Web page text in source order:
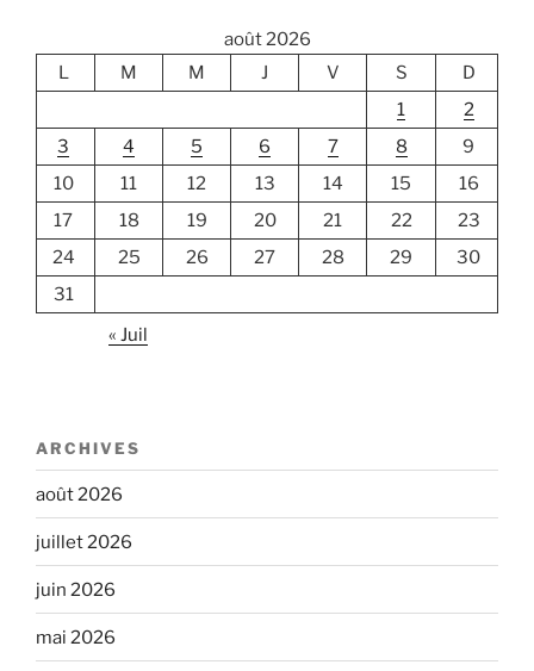
août 2026
L
M M J V S
D
1
2
3
4 5 6 7 8
9
10
11 12 13 14 15
16
17
18 19 20 21 22
23
24
25 26 27 28 29
30
31
« Juil
ARCHIVES
août 2026
juillet 2026
juin 2026
mai 2026